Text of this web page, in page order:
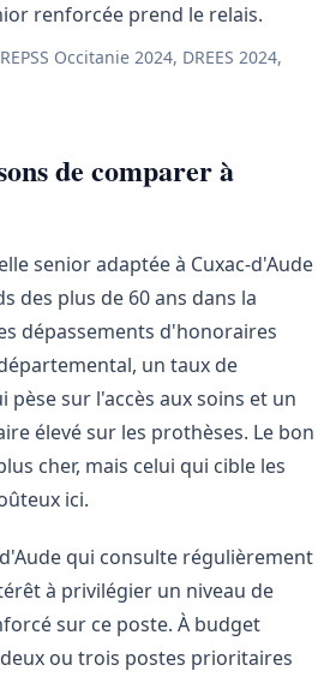
renforcée prend le relais.
Occitanie 2024, DREES 2024,
de comparer à
senior adaptée à Cuxac-d'Aude
des plus de 60 ans dans la
dépassements d'honoraires
un taux de
pèse sur l'accès aux soins et un
élevé sur les prothèses. Le bon
cher, mais celui qui cible les
ici.
qui consulte régulièrement
à privilégier un niveau de
sur ce poste. À budget
ou trois postes prioritaires